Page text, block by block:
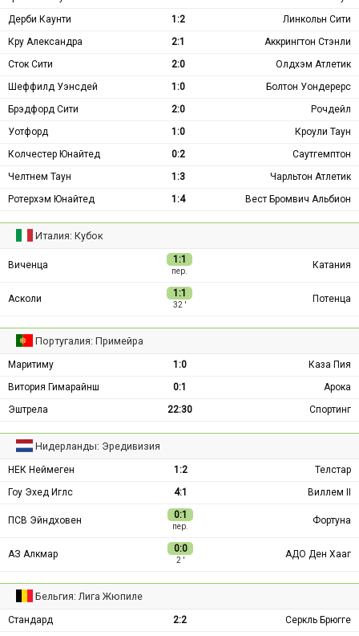
Дерби Каунти
1:2
Линкольн Сити
Кру Александра
2:1
Аккрингтон Стэнли
Сток Сити
2:0
Олдхэм Атлетик
Шеффилд Уэнсдей
1:0
Болтон Уондерерс
Брэдфорд Сити
2:0
Рочдейл
Уотфорд
1:0
Кроули Таун
Колчестер Юнайтед
0:2
Саутгемптон
Челтнем Таун
1:3
Чарльтон Атлетик
Ротерхэм Юнайтед
1:4 Вест Бромвич Альбион
Италия: Кубок
Виченца 1:1
пер.
Катания
Асколи 1:1
32 ′
Потенца
Португалия: Примейра
Маритиму 1:0
Каза Пия
Витория Гимарайнш
0:1
Арока
Эштрела
22:30 Спортинг
Нидерланды: Эредивизия
НЕК Неймеген 1:2
Телстар
Гоу Эхед Иглс
4:1 Виллем II
ПСВ Эйндховен 0:1
пер.
Фортуна
АЗ Алкмар 0:0
2 ′
АДО Ден Хааг
Бельгия: Лига Жюпиле
Стандард 2:2 Серкль Брюгге